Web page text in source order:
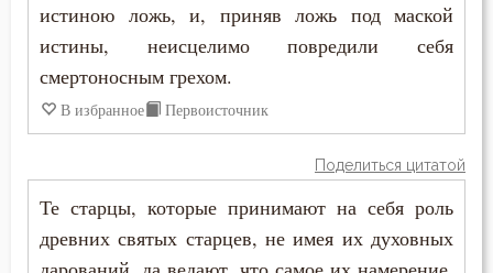
Воля Божия
Воплощение
Воскресение
Высокомерие
Дионисий Ареопагит
Епифаний Кипрский
Ефрем Сирин
Зосима Палестинский
истиною ложь, и, приняв ложь под маской
истины, неисцелимо повредили себя
смертоносным грехом.
В избранное Первоисточник
Поделиться цитатой
Те старцы, которые принимают на себя роль
древних святых старцев, не имея их духовных